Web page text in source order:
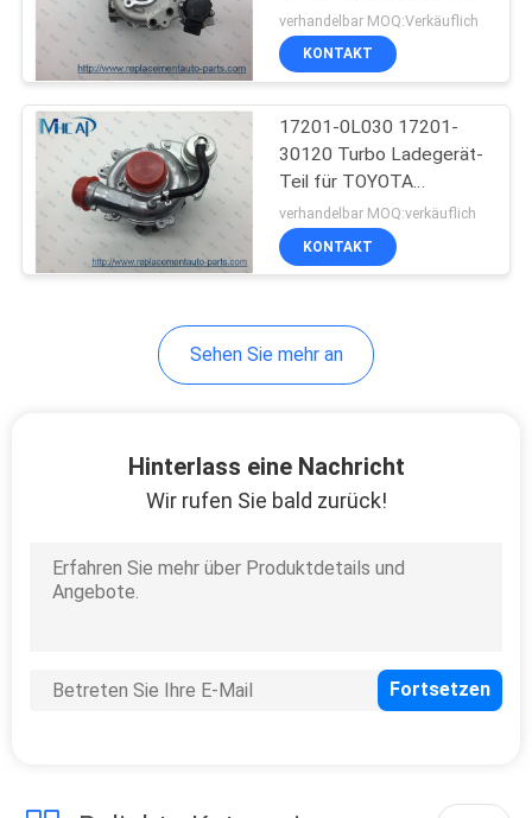
Auto Ölfilter
Selbstbremsbeläge
51010 17208-51011
verhandelbar MOQ:Verkäuflich
KONTAKT
17201-0L030 17201-
30120 Turbo Ladegerät-
Teil für TOYOTA
FORTUNER
verhandelbar MOQ:verkäuflich
KONTAKT
Sehen Sie mehr an
Hinterlass eine Nachricht
Wir rufen Sie bald zurück!